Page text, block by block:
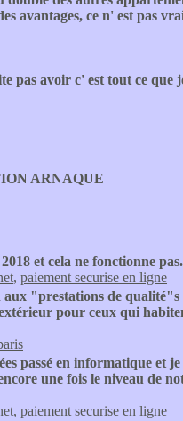
avantages, ce n' est pas
pas avoir c' est tout ce que
ARNAQUE
et cela ne fonctionne
, paiement securise en ligne
"prestations de qualité"s
pour ceux qui
passé en informatique et
une fois le niveau de
, paiement securise en ligne